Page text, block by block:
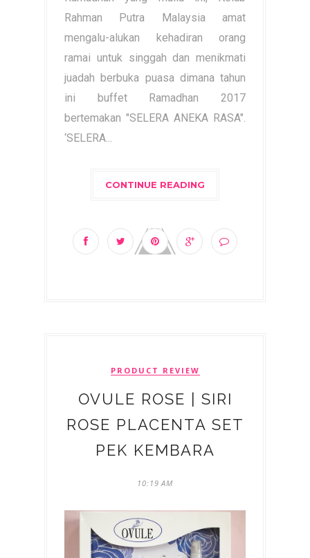
Rahman Putra Malaysia amat
mengalu-alukan kehadiran orang
ramai untuk singgah dan menikmati
juadah berbuka puasa dimana tahun
ini buffet Ramadhan 2017
bertemakan "SELERA ANEKA RASA".
‘SELERA...
CONTINUE READING
PRODUCT REVIEW
OVULE ROSE | SIRI
ROSE PLACENTA SET
PEK KEMBARA
10:19 AM